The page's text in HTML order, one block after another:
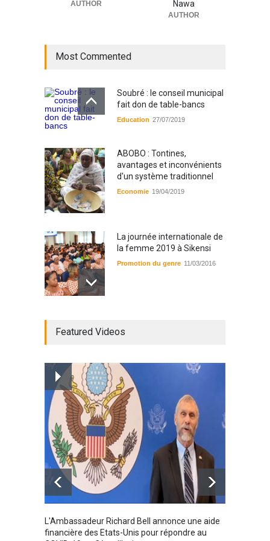
AUTHOR
Nawa
AUTHOR
Most Commented
Soubré : le conseil municipal
fait don de table-bancs
Education 27/07/2019
ABOBO : Tontines,
avantages et inconvénients
d'un système traditionnel
Economie 19/04/2019
La journée internationale de
la femme 2019 à Sikensi
Promotion du genre 11/03/2016
Radio partenaire
Magazine : le service de
prise en charge des
personnes vivantes avec le
VIH
Santé 25/03/2019
Featured Videos
L'Ambassadeur Richard Bell annonce une aide
financière des Etats-Unis pour répondre au